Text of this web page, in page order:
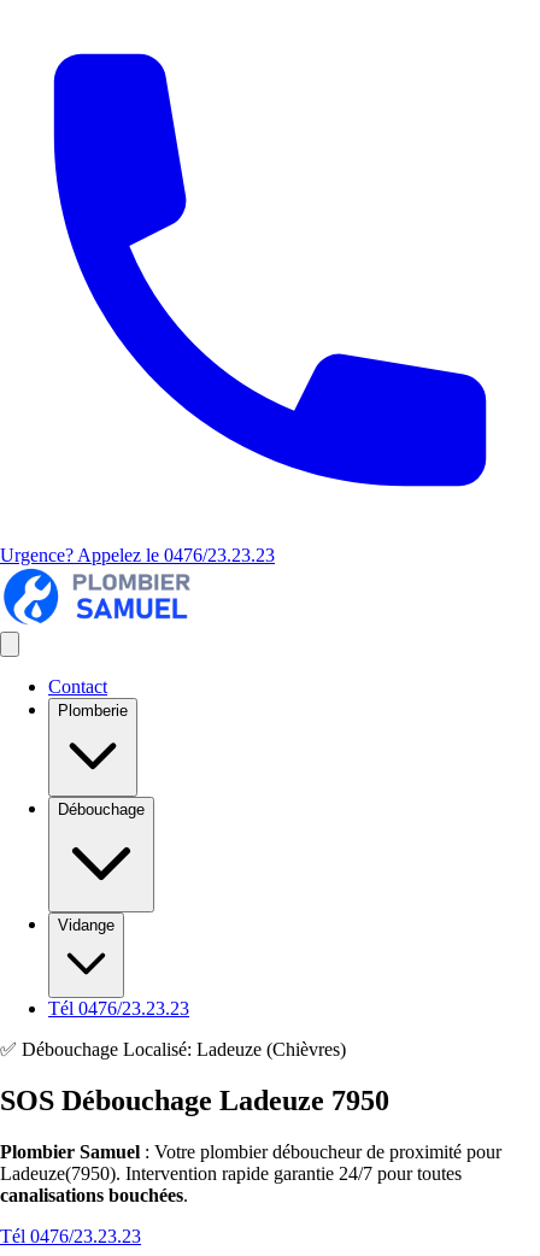
Urgence? Appelez le 0476/23.23.23
Contact
Plomberie
Débouchage
Vidange
Tél 0476/23.23.23
✅ Débouchage Localisé: Ladeuze (Chièvres)
SOS Débouchage Ladeuze 7950
Plombier Samuel : Votre plombier déboucheur de proximité pour
Ladeuze(7950). Intervention rapide garantie 24/7 pour toutes
canalisations bouchées.
Tél 0476/23.23.23